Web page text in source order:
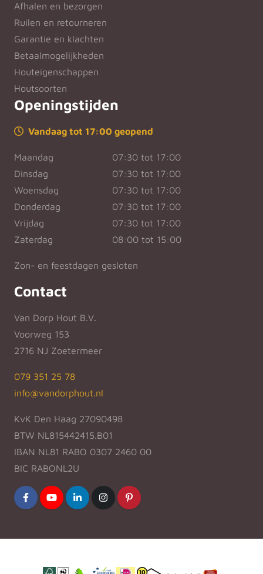
Afhalen en bezorgen
Ruilen en retourneren
Garantie en klachten
Betaalmogelijkheden
Houteigenschappen
Houtsoorten
Openingstijden
Vandaag tot 17:00 geopend
Maandag
07:30 tot 17:00
Dinsdag
07:30 tot 17:00
Woensdag
07:30 tot 17:00
Donderdag
07:30 tot 17:00
Vrijdag
07:30 tot 17:00
Zaterdag
08:00 tot 15:00
Zon- en feestdagen gesloten
Contact
Van Dorp Hout B.V.
Voorweg 153
2716 NJ Zoetermeer
079 351 25 78
info@vandorphout.nl
KvK Den Haag 27090498
BTW NL815442415.B01
IBAN NL81 RABO 0307 2460 00
BIC RABONL2U